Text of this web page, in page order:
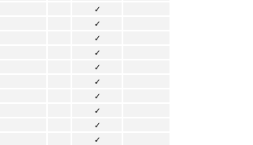
✓
✓
✓
✓
✓
✓
✓
✓
✓
✓